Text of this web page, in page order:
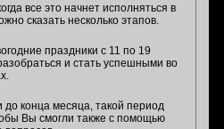
все это начнет исполняться в
сказать несколько этапов.
праздники с 11 по 19
и стать успешными во
до конца месяца, такой период
Вы смогли также с помощью